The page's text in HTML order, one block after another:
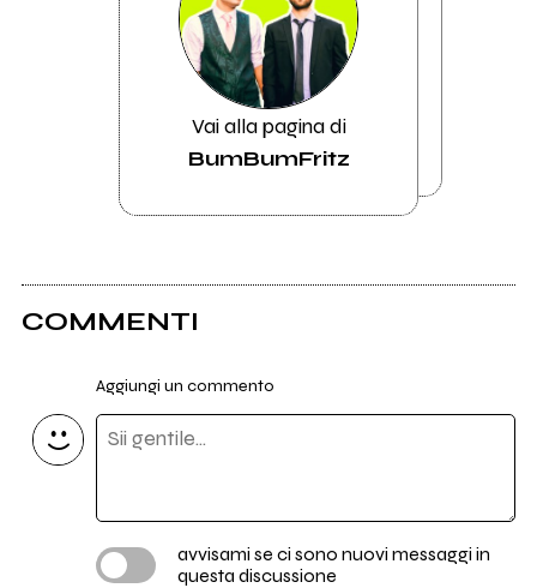
Vai alla pagina di
BumBumFritz
COMMENTI
Aggiungi un commento
avvisami se ci sono nuovi messaggi in
questa discussione